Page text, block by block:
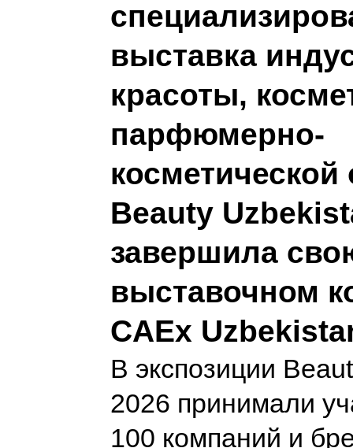
выставка
красоты,
парфюмерно-
косметической
Beauty
завершила
выставочном
CAEx
В экспозиции
2026 принимали
100 компаний и